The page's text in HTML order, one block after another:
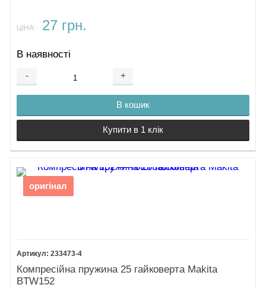
ЦІНА: 27 грн.
В наявності
- +
В кошик
Купити в 1 клік
оригінал
233473-4
Компресійна пружина 25 гайковерта Makita
BTW152